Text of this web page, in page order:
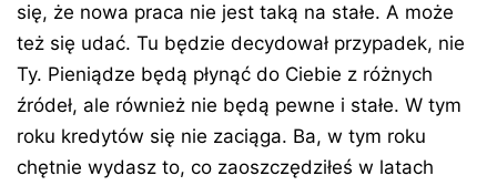
się, że nowa praca nie jest taką na stałe. A może
też się udać. Tu będzie decydował przypadek, nie
Ty. Pieniądze będą płynąć do Ciebie z różnych
źródeł, ale również nie będą pewne i stałe. W tym
roku kredytów się nie zaciąga. Ba, w tym roku
chętnie wydasz to, co zaoszczędziłeś w latach